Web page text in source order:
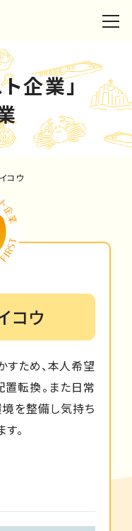
企業」
コウ
コウ
すため、本人希望
転換。また日常
を整備し気持ち
。